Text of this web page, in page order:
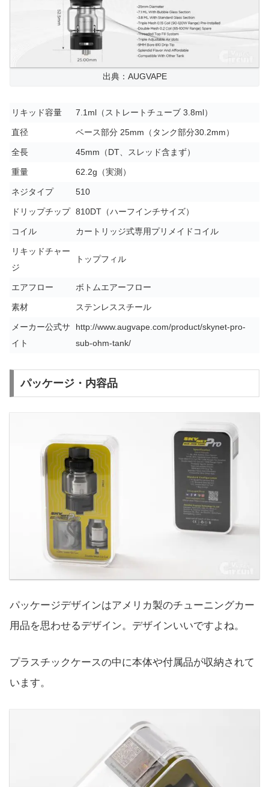
出典：AUGVAPE
リキッド容量 7.1ml（ストレートチューブ 3.8ml）
直径 ベース部分 25mm（タンク部分30.2mm）
全長 45mm（DT、スレッド含まず）
重量 62.2g（実測）
ネジタイプ 510
ドリップチップ 810DT（ハーフインチサイズ）
コイル カートリッジ式専用プリメイドコイル
リキッドチャー
ジ
トップフィル
エアフロー ボトムエアーフロー
素材 ステンレススチール
メーカー公式サ
イト
http://www.augvape.com/product/skynet-pro-
sub-ohm-tank/
パッケージ・内容品
パッケージデザインはアメリカ製のチューニングカー
用品を思わせるデザイン。デザインいいですよね。
プラスチックケースの中に本体や付属品が収納されて
います。